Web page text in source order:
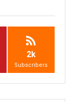
2k
Subscribers